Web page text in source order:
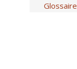
Glossaire